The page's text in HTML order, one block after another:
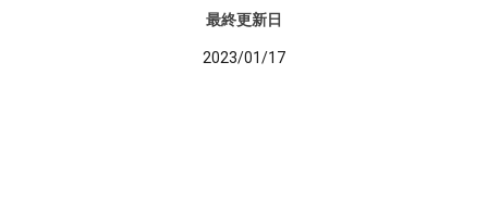
最終更新日
2023/01/17